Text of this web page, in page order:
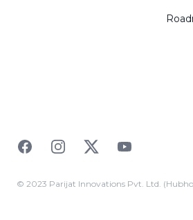
FacebookInstagramTwitterYouTube
© 2023 Parijat Innovations Pvt. Ltd.